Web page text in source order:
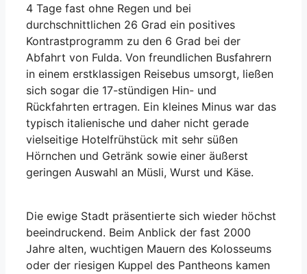
4 Tage fast ohne Regen und bei
durchschnittlichen 26 Grad ein positives
Kontrastprogramm zu den 6 Grad bei der
Abfahrt von Fulda. Von freundlichen Busfahrern
in einem erstklassigen Reisebus umsorgt, ließen
sich sogar die 17-stündigen Hin- und
Rückfahrten ertragen. Ein kleines Minus war das
typisch italienische und daher nicht gerade
vielseitige Hotelfrühstück mit sehr süßen
Hörnchen und Getränk sowie einer äußerst
geringen Auswahl an Müsli, Wurst und Käse.
Die ewige Stadt präsentierte sich wieder höchst
beeindruckend. Beim Anblick der fast 2000
Jahre alten, wuchtigen Mauern des Kolosseums
oder der riesigen Kuppel des Pantheons kamen